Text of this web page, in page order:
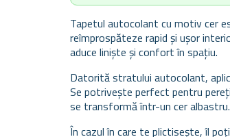
Tapetul autocolant cu motiv cer
reîmprospăteze rapid și ușor
aduce liniște și confort în spațiu.
Datorită stratului autocolant,
Se potrivește perfect pentru
se transformă într-un cer
În cazul în care te plictisește, îl